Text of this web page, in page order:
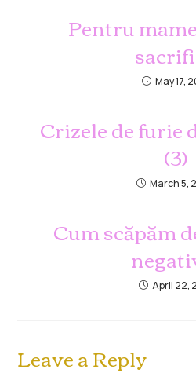
Pentru
May 17,
Crizele de furie
(3)
March 5,
Cum scăpăm
April 22,
Leave a Reply